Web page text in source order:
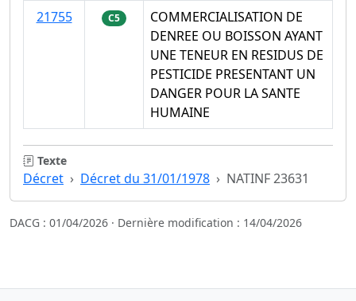
21755
C5
COMMERCIALISATION DE
DENREE OU BOISSON AYANT
UNE TENEUR EN RESIDUS DE
PESTICIDE PRESENTANT UN
DANGER POUR LA SANTE
HUMAINE
Texte
Décret Décret du 31/01/1978 NATINF 23631
DACG : 01/04/2026 · Dernière modification : 14/04/2026